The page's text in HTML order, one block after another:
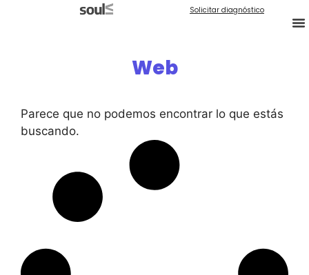
Solicitar diagnóstico
Web
Parece que no podemos encontrar lo que estás
buscando.